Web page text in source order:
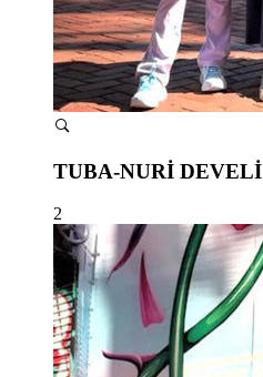
TUBA-NURİ DEVELİ
2